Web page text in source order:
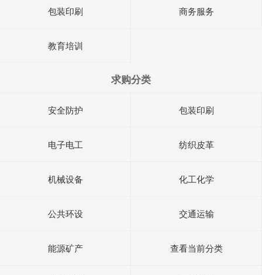
包装印刷 商务服务
教育培训
求购分类
安全防护 包装印刷
电子电工 纺织皮革
机械设备 化工化学
公共环设 交通运输
能源矿产 查看当前分类